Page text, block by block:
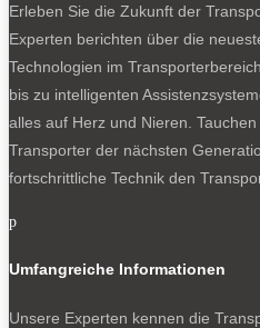
Erleben Sie die Zukunft der
Experten berichten über die
Technologien im
bis zu intelligenten
alles auf Herz und Nieren.
Transporter der nächsten
fortschrittliche Technik den
p
Umfangreiche Informationen
Unsere Experten kennen die